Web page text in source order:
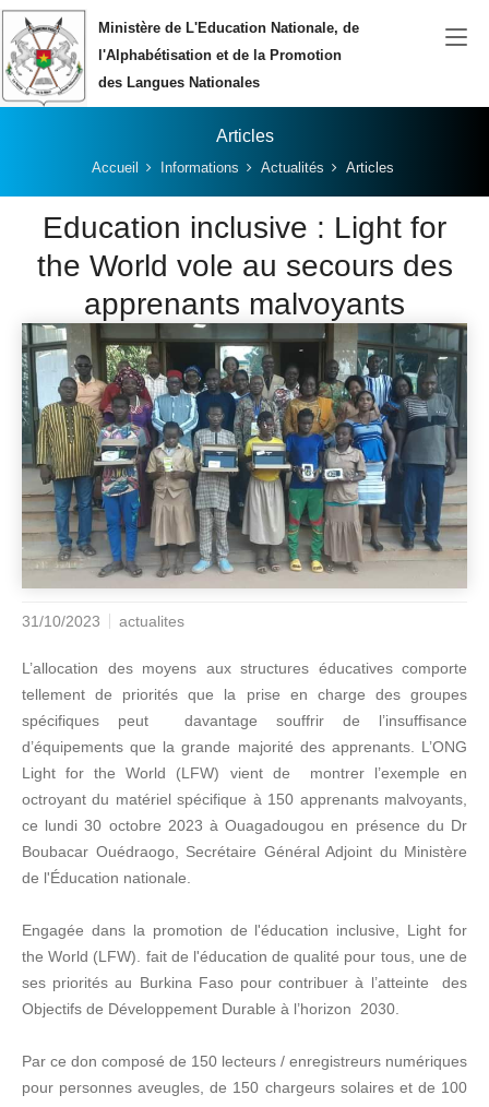
Aller au contenu principalMinistère de L'Education Nationale, de
l'Alphabétisation et de la Promotion
des Langues Nationales
Articles
Vous êtes ici:Accueil Informations Actualités Articles
Education inclusive : Light for
the World vole au secours des
apprenants malvoyants
31/10/2023 actualites
L’allocation des moyens aux structures éducatives comporte
tellement de priorités que la prise en charge des groupes
spécifiques peut davantage souffrir de l’insuffisance
d’équipements que la grande majorité des apprenants. L’ONG
Light for the World (LFW) vient de montrer l’exemple en
octroyant du matériel spécifique à 150 apprenants malvoyants,
ce lundi 30 octobre 2023 à Ouagadougou en présence du Dr
Boubacar Ouédraogo, Secrétaire Général Adjoint du Ministère
de l'Éducation nationale.
Engagée dans la promotion de l'éducation inclusive, Light for
the World (LFW). fait de l'éducation de qualité pour tous, une de
ses priorités au Burkina Faso pour contribuer à l’atteinte des
Objectifs de Développement Durable à l’horizon 2030.
Par ce don composé de 150 lecteurs / enregistreurs numériques
pour personnes aveugles, de 150 chargeurs solaires et de 100